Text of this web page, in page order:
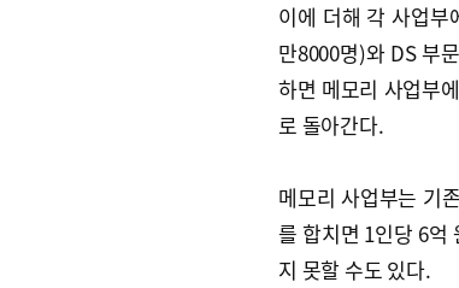
이에 더해 각 사업
만8000명)와 DS 부
하면 메모리 사업부
로 돌아간다.
메모리 사업부는 기
를 합치면 1인당 6억
지 못할 수도 있다.